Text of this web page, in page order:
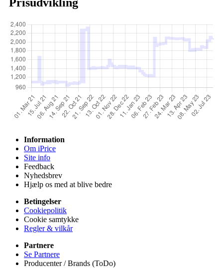
Information
Om iPrice
Site info
Feedback
Nyhedsbrev
Hjælp os med at blive bedre
Betingelser
Cookiepolitik
Cookie samtykke
Regler & vilkår
Partnere
Se Partnere
Producenter / Brands (ToDo)